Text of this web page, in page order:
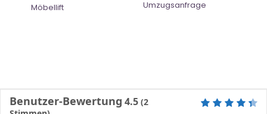
Möbellift
Umzugsanfrage
Benutzer-Bewertung 4.5 (2